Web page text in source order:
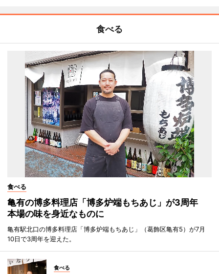
食べる
食べる
亀有の博多料理店「博多炉端もちあじ」が3周年
本場の味を身近なものに
亀有駅北口の博多料理店「博多炉端もちあじ」（葛飾区亀有5）が7月
10日で3周年を迎えた。
食べる